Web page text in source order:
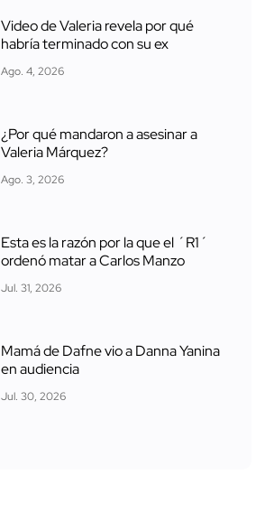
Video de Valeria revela por qué
habría terminado con su ex
Ago. 4, 2026
¿Por qué mandaron a asesinar a
Valeria Márquez?
Ago. 3, 2026
Esta es la razón por la que el ´R1´
ordenó matar a Carlos Manzo
Jul. 31, 2026
Mamá de Dafne vio a Danna Yanina
en audiencia
Jul. 30, 2026